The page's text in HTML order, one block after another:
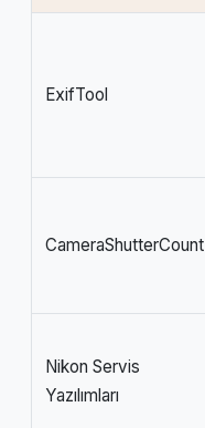
ExifTool
CameraShutterCount
Nikon Servis
Yazılımları